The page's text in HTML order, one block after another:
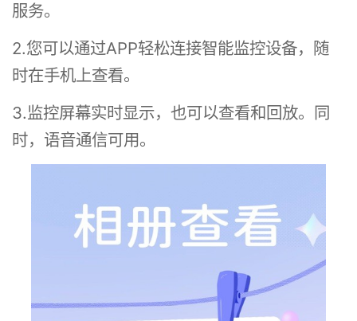
服务。
2.您可以通过APP轻松连接智能监控设备，随
时在手机上查看。
3.监控屏幕实时显示，也可以查看和回放。同
时，语音通信可用。